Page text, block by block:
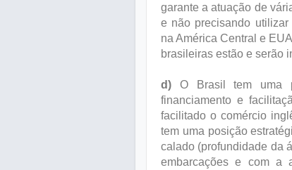
garante a atuação de
e não precisando
na América Central e
brasileiras estão e serão
d) O Brasil tem uma
financiamento e
facilitado o comércio
tem uma posição
calado (profundidade da
embarcações e com a